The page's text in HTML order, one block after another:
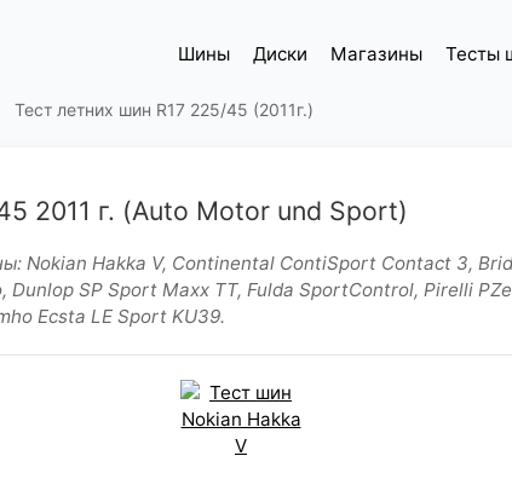
Шины Диски Магазины Тесты
Тест летних шин R17 225/45 (2011г.)
2011 г. (Auto Motor und Sport)
Nokian Hakka V, Continental ContiSport Contact 3,
SP Sport Maxx TT, Fulda SportControl, Pirelli
Ecsta LE Sport KU39.